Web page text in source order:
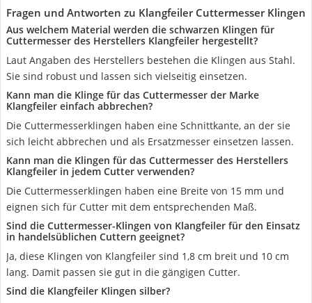
Fragen und Antworten zu Klangfeiler Cuttermesser Klingen
Aus welchem Material werden die schwarzen Klingen für
Cuttermesser des Herstellers Klangfeiler hergestellt?
Laut Angaben des Herstellers bestehen die Klingen aus Stahl.
Sie sind robust und lassen sich vielseitig einsetzen.
Kann man die Klinge für das Cuttermesser der Marke
Klangfeiler einfach abbrechen?
Die Cuttermesserklingen haben eine Schnittkante, an der sie
sich leicht abbrechen und als Ersatzmesser einsetzen lassen.
Kann man die Klingen für das Cuttermesser des Herstellers
Klangfeiler in jedem Cutter verwenden?
Die Cuttermesserklingen haben eine Breite von 15 mm und
eignen sich für Cutter mit dem entsprechenden Maß.
Sind die Cuttermesser-Klingen von Klangfeiler für den Einsatz
in handelsüblichen Cuttern geeignet?
Ja, diese Klingen von Klangfeiler sind 1,8 cm breit und 10 cm
lang. Damit passen sie gut in die gängigen Cutter.
Sind die Klangfeiler Klingen silber?